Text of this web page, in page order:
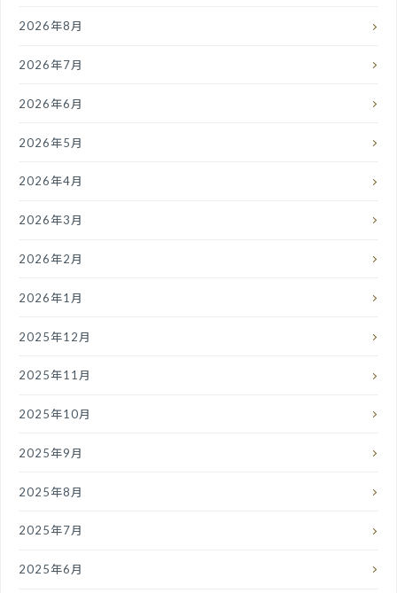
2026年8月
2026年7月
2026年6月
2026年5月
2026年4月
2026年3月
2026年2月
2026年1月
2025年12月
2025年11月
2025年10月
2025年9月
2025年8月
2025年7月
2025年6月